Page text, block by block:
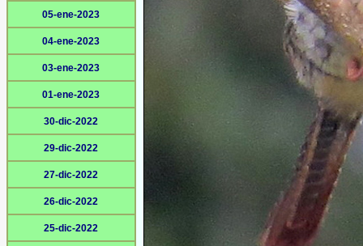
05-ene-2023
04-ene-2023
03-ene-2023
01-ene-2023
30-dic-2022
29-dic-2022
27-dic-2022
26-dic-2022
25-dic-2022